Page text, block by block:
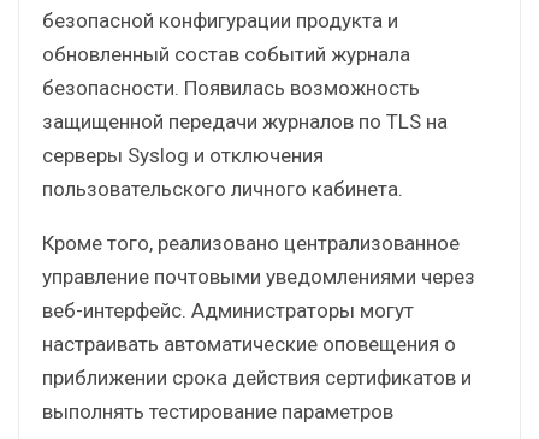
безопасной конфигурации продукта и
обновленный состав событий журнала
безопасности. Появилась возможность
защищенной передачи журналов по TLS на
серверы Syslog и отключения
пользовательского личного кабинета.
Кроме того, реализовано централизованное
управление почтовыми уведомлениями через
веб-интерфейс. Администраторы могут
настраивать автоматические оповещения о
приближении срока действия сертификатов и
выполнять тестирование параметров